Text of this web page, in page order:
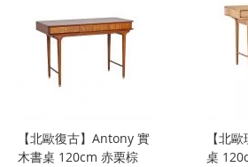
【北歐復古】Antony 實
木書桌 120cm 赤栗棕
【北
桌